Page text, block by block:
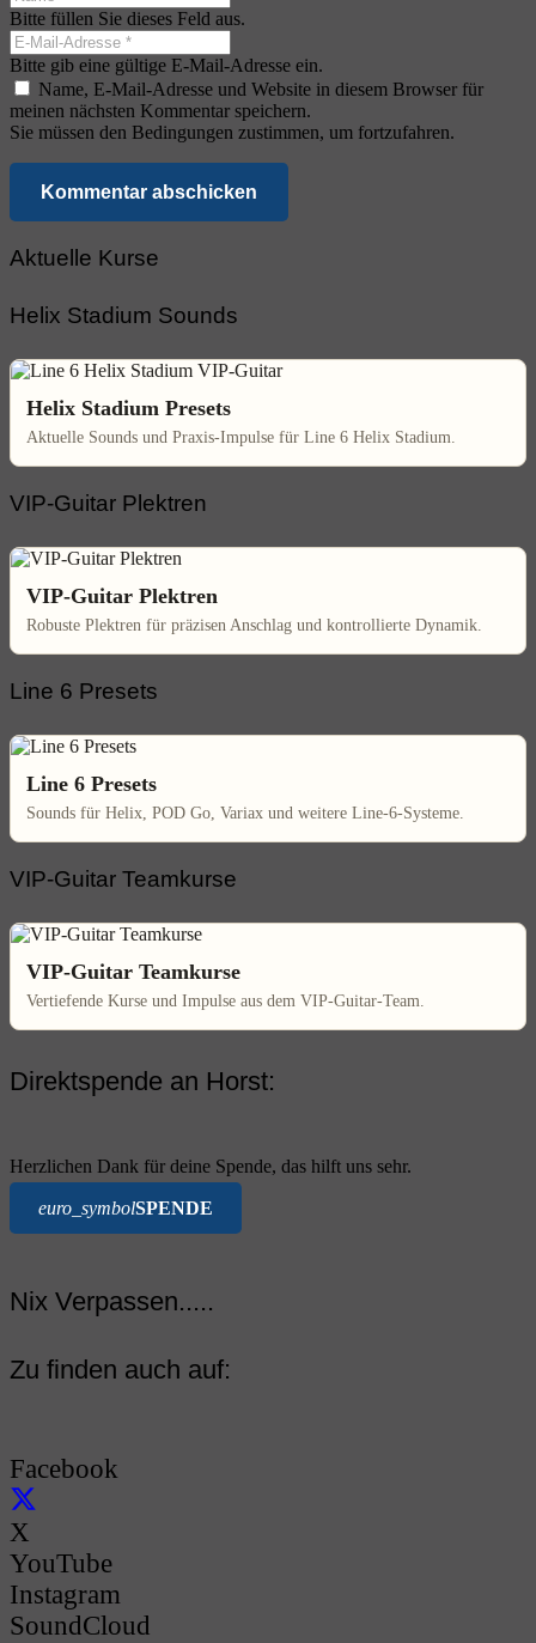
Bitte füllen Sie dieses Feld aus.
Bitte gib eine gültige E-Mail-Adresse ein.
Name, E-Mail-Adresse und Website in diesem Browser für
meinen nächsten Kommentar speichern.
Sie müssen den Bedingungen zustimmen, um fortzufahren.
Kommentar abschicken
Aktuelle Kurse
Helix Stadium Sounds
Helix Stadium Presets
Aktuelle Sounds und Praxis-Impulse für Line 6 Helix Stadium.
VIP-Guitar Plektren
VIP-Guitar Plektren
Robuste Plektren für präzisen Anschlag und kontrollierte Dynamik.
Line 6 Presets
Line 6 Presets
Sounds für Helix, POD Go, Variax und weitere Line-6-Systeme.
VIP-Guitar Teamkurse
VIP-Guitar Teamkurse
Vertiefende Kurse und Impulse aus dem VIP-Guitar-Team.
Direktspende an Horst:
Herzlichen Dank für deine Spende, das hilft uns sehr.
euro_symbolSPENDE
Nix Verpassen.....
Zu finden auch auf:
Facebook
X
YouTube
Instagram
SoundCloud